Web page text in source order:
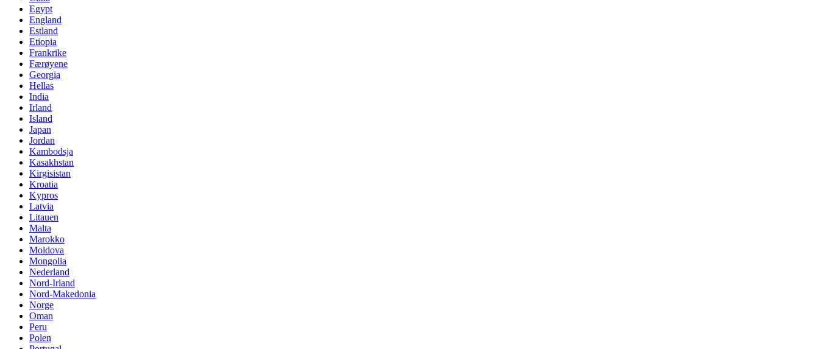
Egypt
England
Estland
Etiopia
Frankrike
Færøyene
Georgia
Hellas
India
Irland
Island
Japan
Jordan
Kambodsja
Kasakhstan
Kirgisistan
Kroatia
Kypros
Latvia
Litauen
Malta
Marokko
Moldova
Mongolia
Nederland
Nord-Irland
Nord-Makedonia
Norge
Oman
Peru
Polen